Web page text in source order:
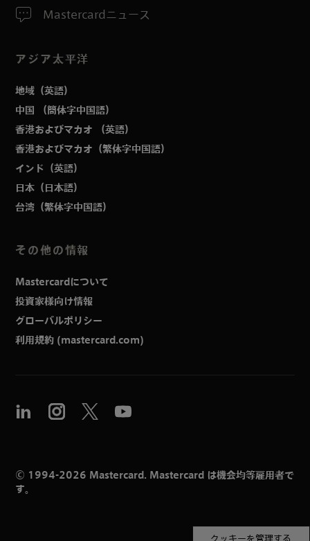
Mastercardニュース
アジア太平洋
地域（英語）
中国 （簡体字中国語）
香港およびマカオ （英語）
香港およびマカオ（繁体字中国語）
インド（英語）
日本（日本語）
台湾（繁体字中国語）
その他の情報
Mastercardについて
投資家様向け情報
グローバルポリシー
利用規約 (mastercard.com)
© 1994-2026 Mastercard. Mastercard は機会均等雇用者で
す。
クッキーを管理する